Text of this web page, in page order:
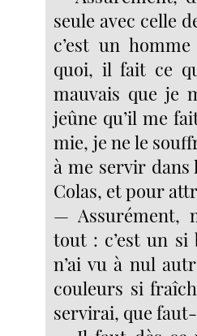
seule avec celle
c’est un
quoi, il fait ce
mauvais que je
jeûne qu’il me
mie, je ne le
à me servir dans
Colas, et pour
— Assurément,
tout : c’est un si
n’ai vu à nul
couleurs si
servirai, que